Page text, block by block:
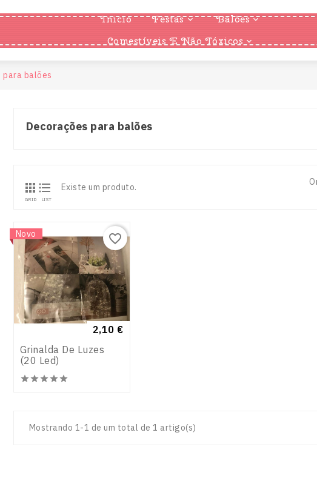
Inicio Festas Balões
Comestíveis E Não Tóxicos 
para balões
Decorações para balões

GRID

LIST
Existe um produto.
Preço
2,10 €
Novo
Grinalda De Luzes
(20 Led)

favorite_border
Mostrando 1-1 de um total de 1 artigo(s)